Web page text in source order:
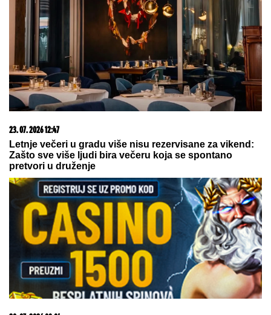
Sa samo 36 kila, Vera iz Starčeva
sela je za džinovski traktor kako bi
spasla oca i dedovinu: "Prozivali su
me da sam SELJANČICA KOJA JAŠE
SVINJE, a ja sam uspešnija od 60%
muškaraca"
by Aklamator
савезу Загреба, Тиране и Приштине
07. 08. 2026 15:07
Блокадери померили своје границе: За пожаре је
крива Српска православна црква